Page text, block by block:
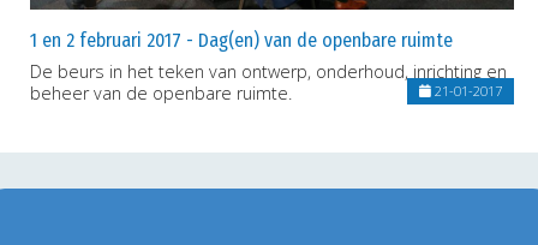
1 en 2 februari 2017 - Dag(en) van de openbare ruimte
De beurs in het teken van ontwerp, onderhoud, inrichting en
beheer van de openbare ruimte.
21-01-2017